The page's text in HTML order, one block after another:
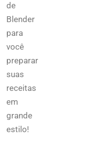
de
Blender
para
você
preparar
suas
receitas
em
grande
estilo!